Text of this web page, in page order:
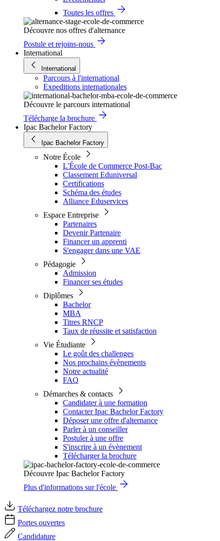
Toutes les offres
Découvre nos offres d'alternance
Postule et rejoins-nous
International
International
Parcours à l'international
Expeditions internationales
Découvre le parcours international
Télécharge la brochure
Ipac Bachelor Factory
Ipac Bachelor Factory
Notre École
L'École de Commerce Post-Bac
Classement Eduniversal
Certifications
Schéma des études
Alliance Eduservices
Espace Entreprise
Partenaires
Devenir Partenaire
Financer un apprenti
S'engager dans une VAE
Pédagogie
Admission
Financer ses études
Diplômes
Bachelor
MBA
Titres RNCP
Taux de réussite et satisfaction
Vie Étudiante
Le goût des challenges
Nos prochains évènements
Notre actualité
FAQ
Démarches & contacts
Candidater à une formation
Contacter Ipac Bachelor Factory
Déposer une offre d'alternance
Parler à un conseiller
Postuler à une offre
S'inscrire à un évènement
Télécharger la brochure
Découvre Ipac Bachelor Factory
Plus d'informations sur l'école
Téléchargez notre brochure
Portes ouvertes
Candidature